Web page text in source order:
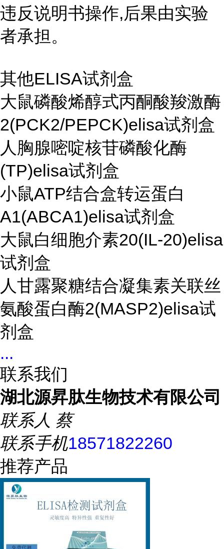
违反说明书操作,后果由实验
者承担。
其他ELISA试剂盒
大鼠磷酸烯醇式丙酮酸羧激酶
2(PCK2/PEPCK)elisa试剂盒
人胸腺嘧啶核苷磷酸化酶
(TP)elisa试剂盒
小鼠ATP结合盒转运蛋白
A1(ABCA1)elisa试剂盒
大鼠白细胞介素20(IL-20)elisa
试剂盒
人甘露聚糖结合凝集素关联丝
氨酸蛋白酶2(MASP2)elisa试
剂盒
...
联系我们
湖北源昇肽生物技术有限公司
联系人 蔡
联系手机18571822260
推荐产品